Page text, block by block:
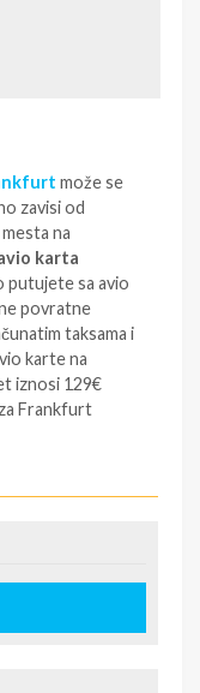
može se
zavisi od
na
karta
putujete sa avio
povratne
taksama i
karte na
iznosi 129€
Frankfurt
može se naći
od datuma
letu Beograd
Frankfurt